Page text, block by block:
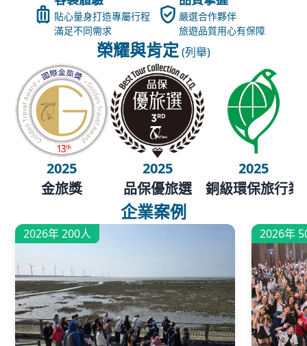
貼心量身打造專屬行程
滿足不同需求
嚴選合作夥伴
旅遊品質用心有保障
榮耀與肯定(列舉)
2025
金旅獎
2025
品保優旅選
2025
銅級環保旅行業
企業案例
2026年 200人 2026年